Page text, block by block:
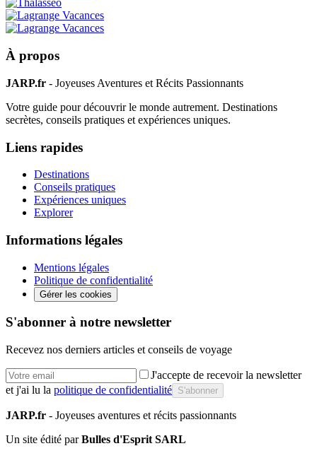
À propos
JARP.fr - Joyeuses Aventures et Récits Passionnants
Votre guide pour découvrir le monde autrement. Destinations
secrètes, conseils pratiques et expériences uniques.
Liens rapides
Destinations
Conseils pratiques
Expériences uniques
Explorer
Informations légales
Mentions légales
Politique de confidentialité
Gérer les cookies
S'abonner à notre newsletter
Recevez nos derniers articles et conseils de voyage
J'accepte de recevoir la newsletter
et j'ai lu la politique de confidentialité S'abonner
JARP.fr - Joyeuses aventures et récits passionnants
Un site édité parBulles d'Esprit SARL